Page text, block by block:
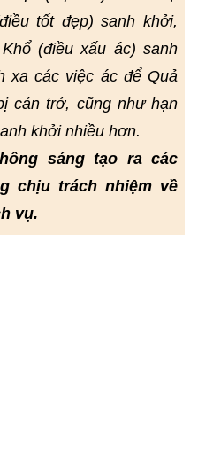
tốt đẹp) sanh khởi,
(điều xấu ác) sanh
xa các việc ác để Quả
cản trở, cũng như hạn
khởi nhiều hơn.
sáng tạo ra các
chịu trách nhiệm về
vụ.